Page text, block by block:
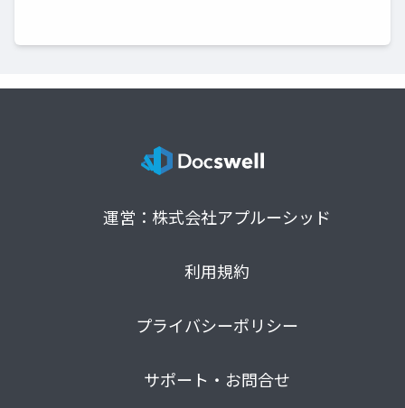
運営：株式会社アプルーシッド
利用規約
プライバシーポリシー
サポート・お問合せ